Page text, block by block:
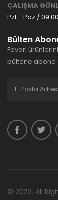
ÇALIŞMA
Pzt - Paz /
Bülten
Favori
bültene abone
© 2022. All